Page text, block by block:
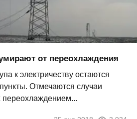
от переохлаждения
к электричеству остаются
Отмечаются случаи